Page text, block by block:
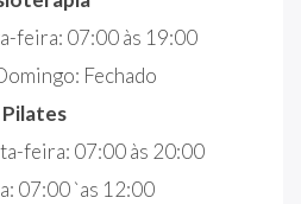
feira: 07:00 às 19:00
Fechado
Pilates
feira: 07:00 às 20:00
07:00 `as 12:00